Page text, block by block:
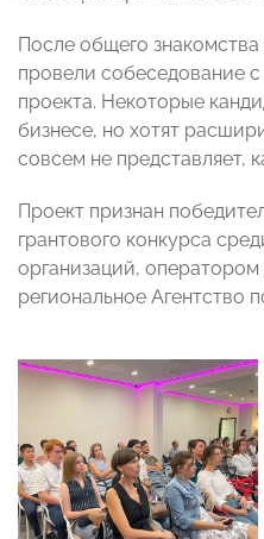
После общего
провели собеседование
проекта. Некоторые
бизнесе, но хотят
совсем не представляет,
Проект признан
грантового конкурса
организаций,
региональное Агентство